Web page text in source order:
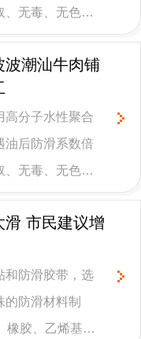
、无毒、无色、
人体无任何伤
产品。适合于天
岗岩、水磨
岩、瓷砖浴盆。
擦系数的安全快
布可在几年内发
。长期的解决由
造成危险滑倒的
波潮汕牛肉铺
高分子水性聚合
油后防滑系数倍
、无毒、无色、
人体无任何伤
产品。适合于天
岗岩、水磨
岩、瓷砖浴盆。
系数的安全快
布可在几年内发
滑 市民建议增
和防滑胶带，选
的防滑材料制
橡胶、乙烯基、